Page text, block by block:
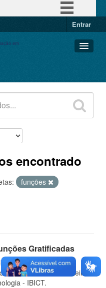
Entrar
encontrado
funções
Gratificadas
os Cargos
do Instituto Brasileiro
- IBICT.